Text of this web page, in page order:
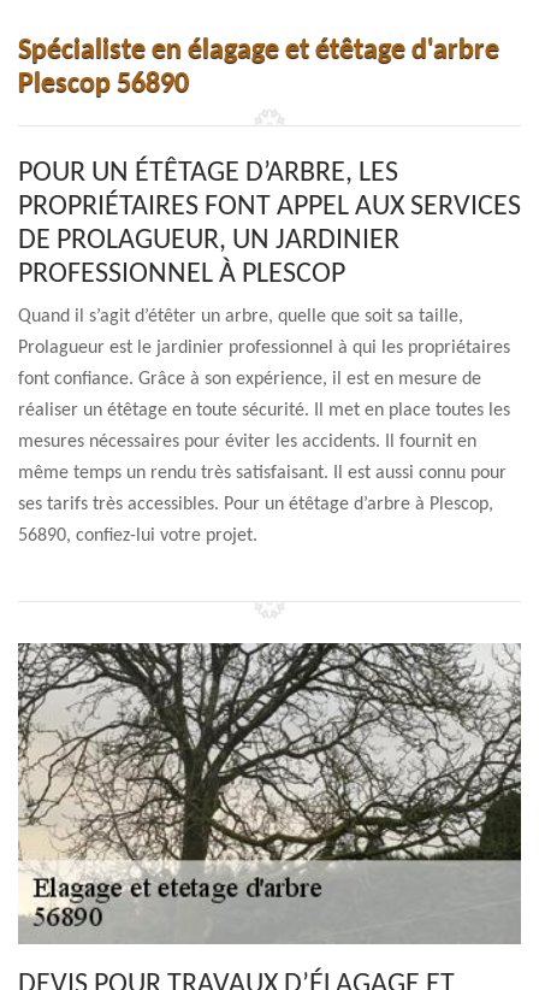
Spécialiste en élagage et étêtage d'arbre
Plescop 56890
POUR UN ÉTÊTAGE D’ARBRE, LES
PROPRIÉTAIRES FONT APPEL AUX SERVICES
DE PROLAGUEUR, UN JARDINIER
PROFESSIONNEL À PLESCOP
Quand il s’agit d’étêter un arbre, quelle que soit sa taille,
Prolagueur est le jardinier professionnel à qui les propriétaires
font confiance. Grâce à son expérience, il est en mesure de
réaliser un étêtage en toute sécurité. Il met en place toutes les
mesures nécessaires pour éviter les accidents. Il fournit en
même temps un rendu très satisfaisant. Il est aussi connu pour
ses tarifs très accessibles. Pour un étêtage d’arbre à Plescop,
56890, confiez-lui votre projet.